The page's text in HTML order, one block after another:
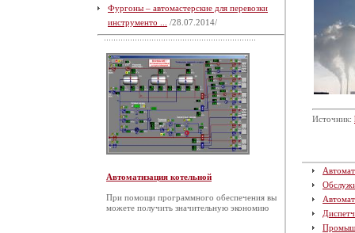
Фургоны – автомастерские для перевозки
инструменто ...
/28.07.2014/
Автоматизация котельной
При помощи программного обеспечения вы
можете получить значительную экономию
Источник: